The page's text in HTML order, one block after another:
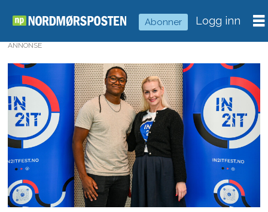
Abonner Logg inn
ANNONSE